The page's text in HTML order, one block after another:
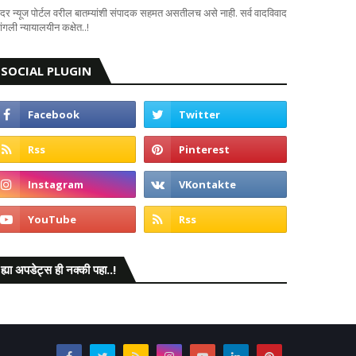
न्यूज पोर्टल वरील बातम्यांशी संपादक सहमत असतीलच असे नाही. सर्व वादविवाद
न्यायालयीन कक्षेत..!
SOCIAL PLUGIN
ह्या अपडेट्स ही नक्की पहा..!